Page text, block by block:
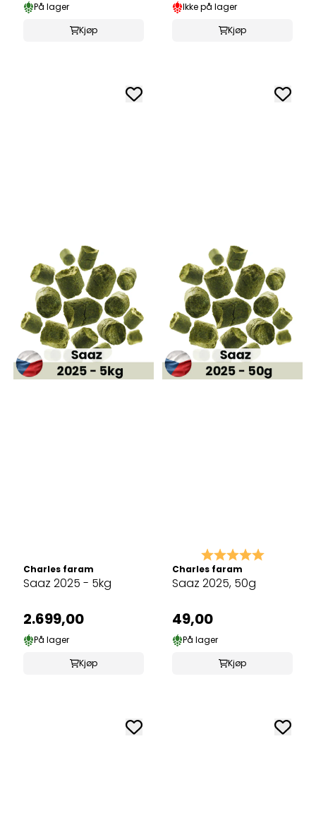
På lager
Kjøp
Ikke på lager
Kjøp
Charles faram
Saaz 2025 - 5kg
2.699,00
På lager
Kjøp
Karakter: 5.0 av 5
Charles faram
Saaz 2025, 50g
49,00
På lager
Kjøp